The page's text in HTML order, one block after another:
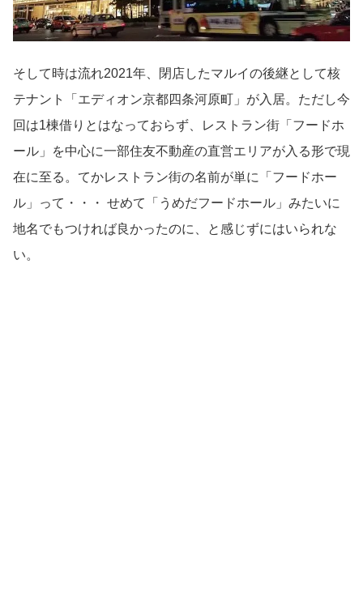
そして時は流れ2021年、閉店したマルイの後継として核
テナント「エディオン京都四条河原町」が入居。ただし今
回は1棟借りとはなっておらず、レストラン街「フードホ
ール」を中心に一部住友不動産の直営エリアが入る形で現
在に至る。てかレストラン街の名前が単に「フードホー
ル」って・・・ せめて「うめだフードホール」みたいに
地名でもつければ良かったのに、と感じずにはいられな
い。